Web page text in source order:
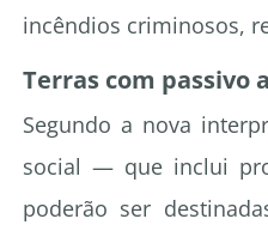
incêndios criminosos,
Terras com passivo
Segundo a nova
social — que inclui
poderão ser